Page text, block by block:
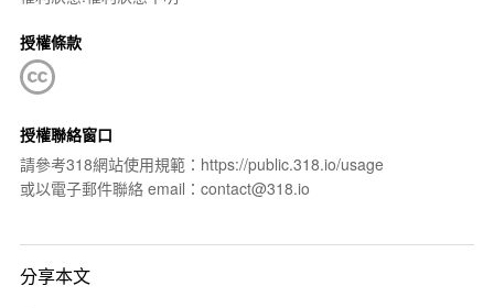
授權條款
授權聯絡窗口
請參考318網站使用規範：https://public.318.io/usage
或以電子郵件聯絡 email：contact@318.io
分享本文